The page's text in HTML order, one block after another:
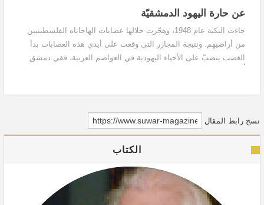
عن حارة اليهود الدمشقيّة
جاءت النكبة عام 1948، وهجّرت خلالها عصابات الهاجاناه الفلسطينيين
من أراضيهم. ونتيجة المجازر التي وقعت على أيدي هذه العصابات بدأ
الغضب ينصبّ على الأحياء اليهودية في العواصم العربية، ففي دمشق
نسخ رابط المقال
الكتاب